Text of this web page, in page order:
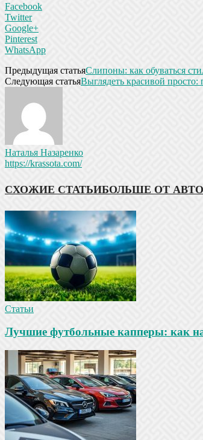
Facebook
Twitter
Google+
Pinterest
WhatsApp
Предыдущая статьяСлипоны: как обуваться
Следующая статьяВыглядеть красивой
Наталья Назаренко
https://krassota.com/
СХОЖИЕ СТАТЬИБОЛЬШЕ ОТ
Статьи
Лучшие футбольные капперы: как